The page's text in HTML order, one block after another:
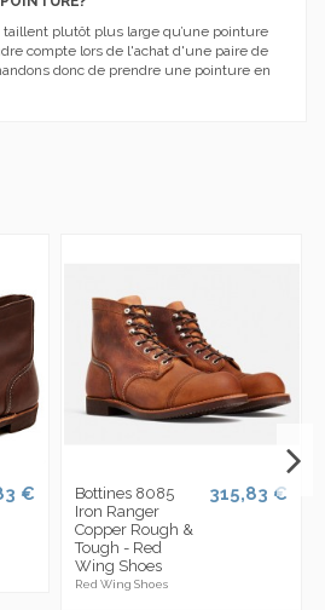
plutôt plus large qu’une pointure
compte lors de l'achat d'une paire de
donc de prendre une pointure en
€
Bottines 8085
Iron Ranger
Copper Rough &
Tough - Red
Wing Shoes
Red Wing Shoes
315,83 €